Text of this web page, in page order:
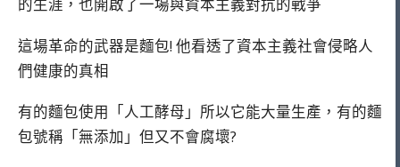
這場革命的武器是麵包! 他看透了資本主義社會侵略人
們健康的真相
有的麵包使用「人工酵母」所以它能大量生產，有的麵
包號稱「無添加」但又不會腐壞?